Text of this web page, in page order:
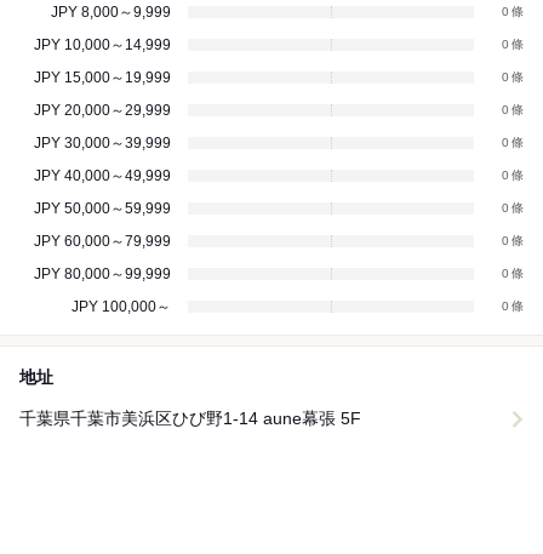
JPY 8,000～9,999 0
JPY 10,000～14,999 0
JPY 15,000～19,999 0
JPY 20,000～29,999 0
JPY 30,000～39,999 0
JPY 40,000～49,999 0
JPY 50,000～59,999 0
JPY 60,000～79,999 0
JPY 80,000～99,999 0
JPY 100,000～ 0
地址
千葉県千葉市美浜区ひび野1-14 aune幕張 5F